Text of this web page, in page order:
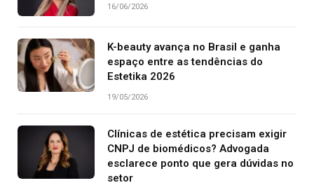
16/06/2026
K-beauty avança no Brasil e ganha
espaço entre as tendências do
Estetika 2026
19/05/2026
Clínicas de estética precisam exigir
CNPJ de biomédicos? Advogada
esclarece ponto que gera dúvidas no
setor